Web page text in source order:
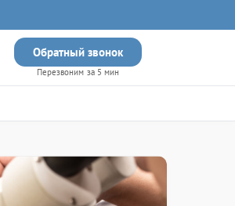
Обратный звонок
Перезвоним за 5 мин